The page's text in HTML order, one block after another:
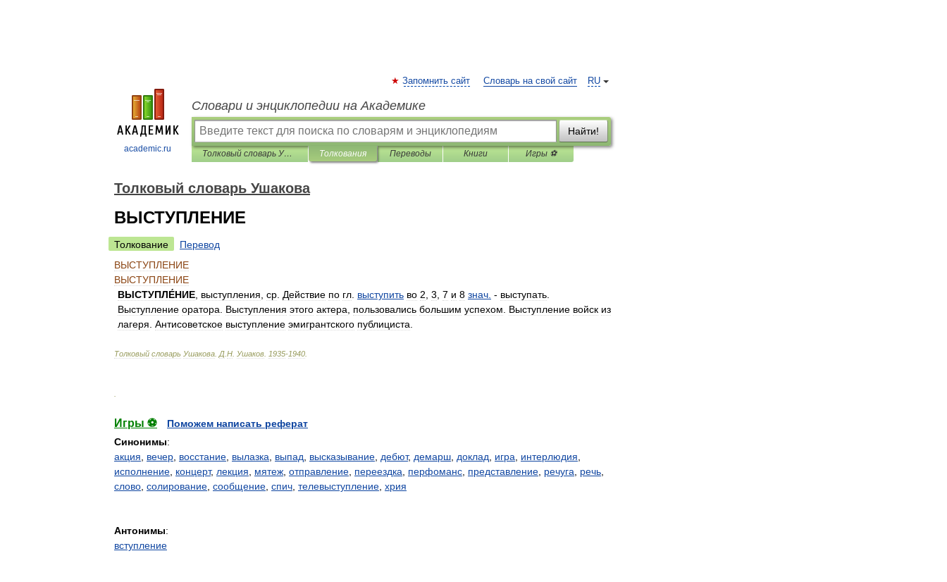
academic.ru
RU
Запомнить сайт Словарь на свой сайт
Словари и энциклопедии на Академике
Найти!
Толковый словарь Ушакова Толкования Переводы Книги Игры ⚽
Толковый словарь Ушакова
ВЫСТУПЛЕНИЕ
Толкование
Перевод
ВЫСТУПЛЕНИЕ
ВЫСТУПЛЕНИЕ
ВЫСТУПЛЕ́НИЕ выступления ср Действие по гл выступить во 2 3 7 и 8 знач - выступать
Выступление оратора Выступления этого актера пользовались большим успехом Выступление войск из
лагеря Антисоветское выступление эмигрантского публициста
Толковый словарь Ушакова Д Н Ушаков 1935-1940
Игры ⚽
Поможем написать реферат
Синонимы:
акция
вечер восстание вылазка выпад высказывание дебют, демарш доклад игра интерлюдия
исполнение концерт, лекция мятеж отправление переездка перфоманс представление речуга речь
слово солирование сообщение спич телевыступление хрия
Антонимы:
вступление